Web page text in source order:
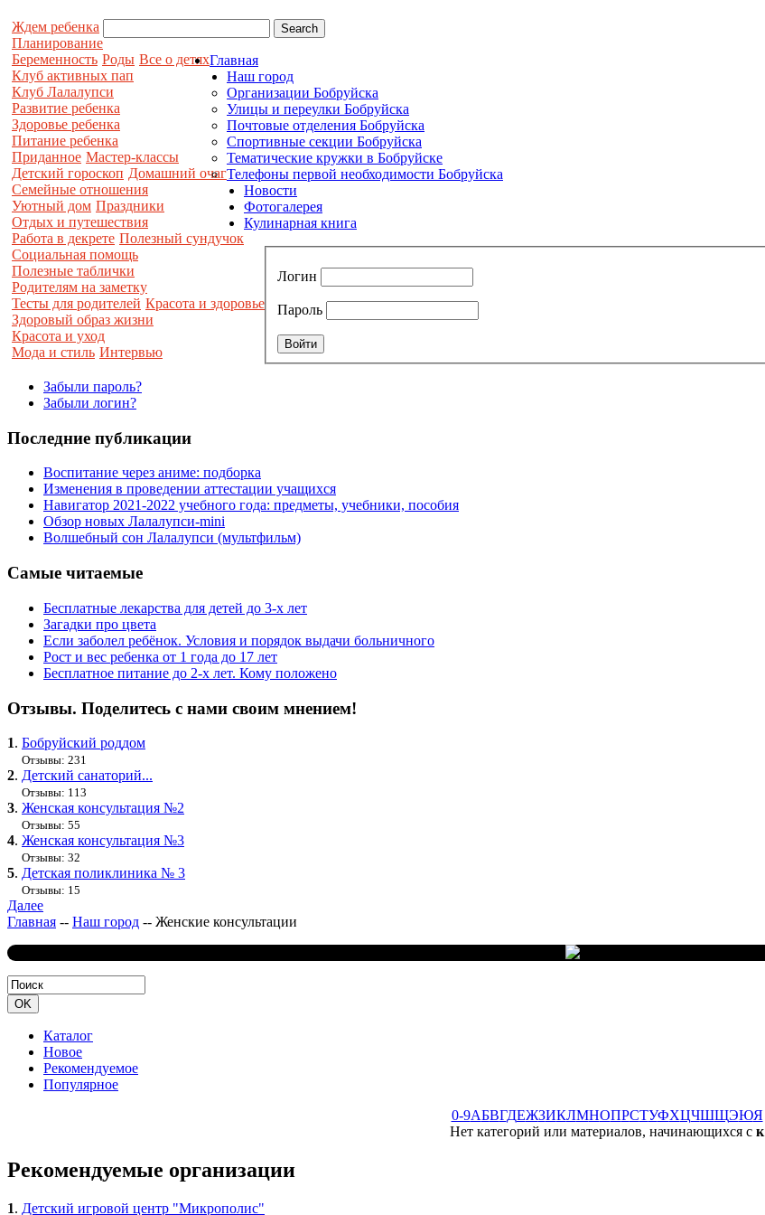
Ждем ребенка
Планирование
Беременность Роды Все о детях
Клуб активных пап
Клуб Лалалупси
Развитие ребенка
Здоровье ребенка
Питание ребенка
Приданное Мастер-классы
Детский гороскоп Домашний очаг
Семейные отношения
Уютный дом Праздники
Отдых и путешествия
Работа в декрете Полезный сундучок
Социальная помощь
Полезные таблички
Родителям на заметку
Тесты для родителей Красота и здоровье
Здоровый образ жизни
Красота и уход
Мода и стиль Интервью
Главная
Наш город
Организации Бобруйска
Улицы и переулки Бобруйска
Почтовые отделения Бобруйска
Спортивные секции Бобруйска
Тематические кружки в Бобруйске
Телефоны первой необходимости Бобруйска
Новости
Фотогалерея
Кулинарная книга
Логин
Пароль
Забыли пароль?
Забыли логин?
Последние публикации
Воспитание через аниме: подборка
Изменения в проведении аттестации учащихся
Навигатор 2021-2022 учебного года: предметы, учебники, пособия
Обзор новых Лалалупси-mini
Волшебный сон Лалалупси (мультфильм)
Самые читаемые
Бесплатные лекарства для детей до 3-х лет
Загадки про цвета
Если заболел ребёнок. Условия и порядок выдачи больничного
Рост и вес ребенка от 1 года до 17 лет
Бесплатное питание до 2-х лет. Кому положено
Отзывы. Поделитесь с нами своим мнением!
1. Бобруйский роддом
Отзывы: 231
2. Детский санаторий...
Отзывы: 113
3. Женская консультация №2
Отзывы: 55
4. Женская консультация №3
Отзывы: 32
5. Детская поликлиника № 3
Отзывы: 15
Далее
Главная -- Наш город -- Женские консультации
Каталог
Новое
Рекомендуемое
Популярное
0-9АБВГДЕЖЗИКЛМНОПРСТУФХЦЧШЩЭЮЯ
Нет категорий или материалов, начинающихся с к
Рекомендуемые организации
1. Детский игровой центр "Микрополис"